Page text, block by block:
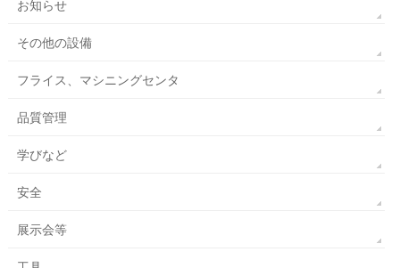
お知らせ
その他の設備
フライス、マシニングセンタ
品質管理
学びなど
安全
展示会等